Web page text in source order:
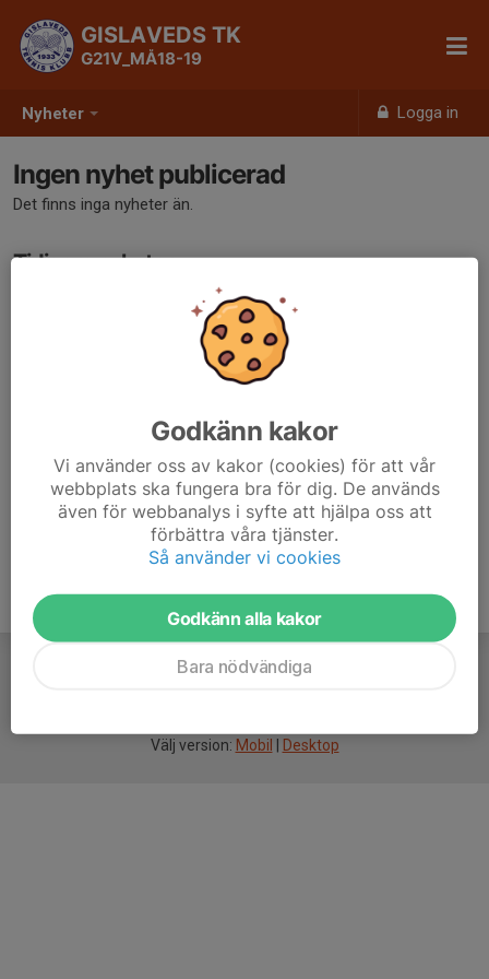
Nyheter Logga in
GISLAVEDS TK
G21V_MÅ18-19
Ingen nyhet publicerad
Det finns inga nyheter än.
Tidigare nyheter
Det finns inga tidigare nyheter
Välj version: Mobil Desktop
Godkänn kakor
Vi använder oss av kakor (cookies) för att vår
webbplats ska fungera bra för dig. De används
även för webbanalys i syfte att hjälpa oss att
förbättra våra tjänster.
Så använder vi cookies
Godkänn alla kakor
Bara nödvändiga